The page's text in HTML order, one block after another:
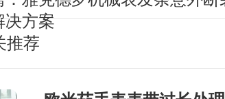
决方案
推荐